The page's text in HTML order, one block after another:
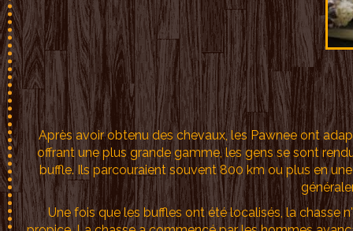
Après avoir obtenu des chevaux, les Pawnee ont
offrant une plus grande gamme, les gens se sont
buffle. Ils parcouraient souvent 800 km ou plus en
Une fois que les buffles ont été localisés, la chasse